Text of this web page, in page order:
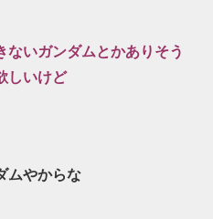
ないガンダムとかありそう
しいけど
ムやからな